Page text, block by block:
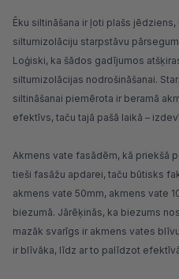
Ēku siltināšana ir ļoti plašs
siltumizolāciju starpstāvu
Loģiski, ka šādos gadījumos
siltumizolācijas nodrošināšanai.
siltināšanai piemērota ir beramā
efektīvs, taču tajā pašā laikā –
Akmens vate fasādēm, kā priekšā
tieši fasāžu apdarei, taču būtisks
akmens vate 50mm, akmens vate
biezumā. Jārēķinās, ka biezums
mazāk svarīgs ir akmens vates
ir blīvāka, līdz ar to palīdzot